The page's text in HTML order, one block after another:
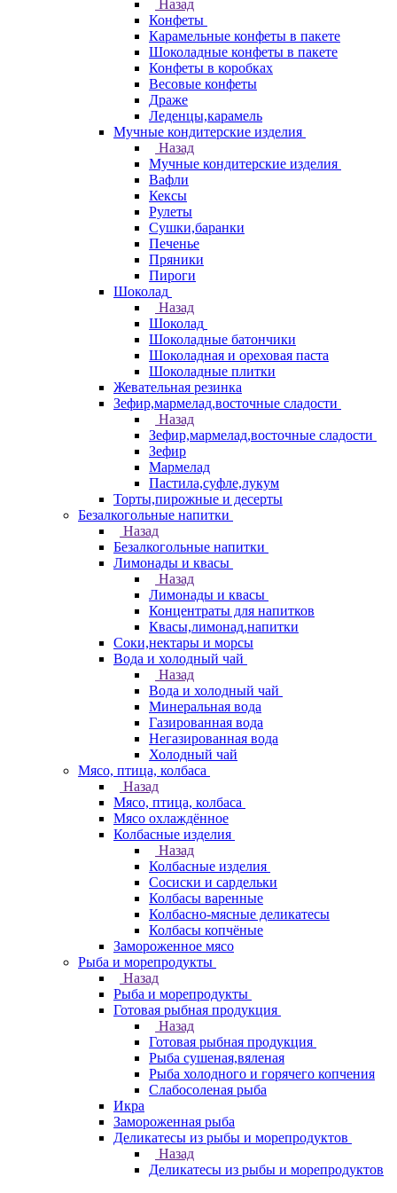
Назад
Конфеты
Карамельные конфеты в пакете
Шоколадные конфеты в пакете
Конфеты в коробках
Весовые конфеты
Драже
Леденцы,карамель
Мучные кондитерские изделия
Назад
Мучные кондитерские изделия
Вафли
Кексы
Рулеты
Сушки,баранки
Печенье
Пряники
Пироги
Шоколад
Назад
Шоколад
Шоколадные батончики
Шоколадная и ореховая паста
Шоколадные плитки
Жевательная резинка
Зефир,мармелад,восточные сладости
Назад
Зефир,мармелад,восточные сладости
Зефир
Мармелад
Пастила,суфле,лукум
Торты,пирожные и десерты
Безалкогольные напитки
Назад
Безалкогольные напитки
Лимонады и квасы
Назад
Лимонады и квасы
Концентраты для напитков
Квасы,лимонад,напитки
Соки,нектары и морсы
Вода и холодный чай
Назад
Вода и холодный чай
Минеральная вода
Газированная вода
Негазированная вода
Холодный чай
Мясо, птица, колбаса
Назад
Мясо, птица, колбаса
Мясо охлаждённое
Колбасные изделия
Назад
Колбасные изделия
Сосиски и сардельки
Колбасы варенные
Колбасно-мясные деликатесы
Колбасы копчёные
Замороженное мясо
Рыба и морепродукты
Назад
Рыба и морепродукты
Готовая рыбная продукция
Назад
Готовая рыбная продукция
Рыба сушеная,вяленая
Рыба холодного и горячего копчения
Слабосоленая рыба
Икра
Замороженная рыба
Деликатесы из рыбы и морепродуктов
Назад
Деликатесы из рыбы и морепродуктов